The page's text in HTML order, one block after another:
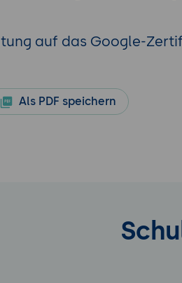
auf das Google-
Als PDF speichern